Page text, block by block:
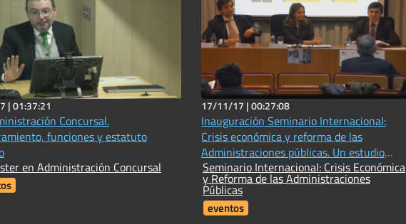
|01:37:21
Concursal.
funciones y estatuto
en Administración Concursal
17/11/17 |00:27:08
Inauguración Seminario Internacional:
Crisis económica y reforma de las
Administraciones públicas. Un estudio
comparado
Seminario Internacional: Crisis Económica
y Reforma de las Administraciones
Públicas
eventos